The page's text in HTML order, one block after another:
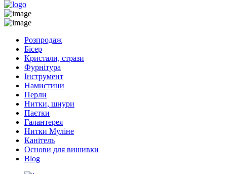
Розпродаж
Бісер
Кристали, стрази
Фурнітура
Інструмент
Намистини
Перли
Нитки, шнури
Паєтки
Галантерея
Нитки Муліне
Канітель
Основи для вишивки
Blog